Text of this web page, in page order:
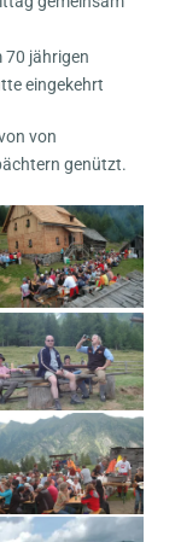
70 jährigen
eingekehrt
von
genützt.